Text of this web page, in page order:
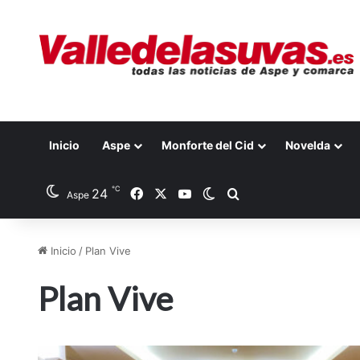
Inicio Aspe Monforte del Cid Novelda
Aspe 24 ℃ FacebookYouTubeSwitch skin
Inicio / Plan Vive
Plan Vive